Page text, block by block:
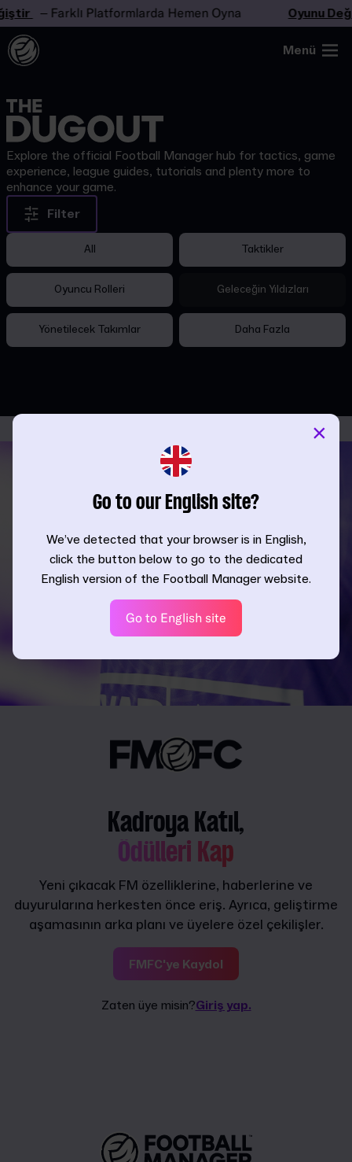
– Farklı Platformlarda Hemen Oyna Oyunu
Menü
Explore the official Football Manager hub for tactics, game
experience, league guides, tutorials and plenty more to
enhance your game.
Filter
All Taktikler
Oyuncu Rolleri Geleceğin Yıldızları
Yönetilecek Takımlar Daha Fazla
Kadroya Katıl,
Ödülleri Kap
Yeni çıkacak FM özelliklerine, haberlerine ve
duyurularına herkesten önce eriş. Ayrıca, geliştirme
aşamasının arka planı ve üyelere özel çekilişler.
FMFC'ye Kaydol
Zaten üye misin?Giriş yap.
Go to our English site?
We’ve detected that your browser is in English,
click the button below to go to the dedicated
English version of the Football Manager website.
Go to English site
×